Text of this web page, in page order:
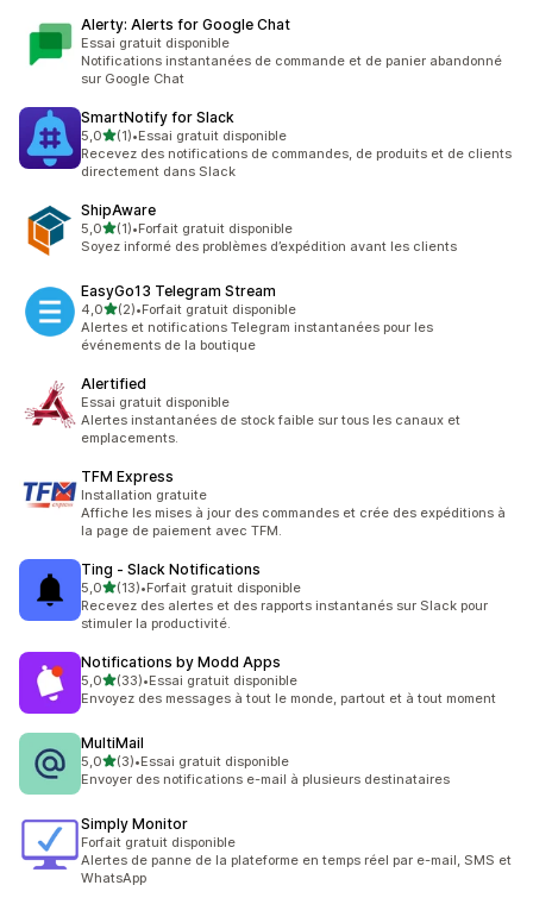
Alerty: Alerts for Google Chat
Essai gratuit disponible
Notifications instantanées de commande et de panier abandonné
sur Google Chat
SmartNotify for Slack
5,0étoile(s) sur 5
(1)
1 avis au total
•Essai gratuit disponible
Recevez des notifications de commandes, de produits et de clients
directement dans Slack
ShipAware
5,0étoile(s) sur 5
(1)
1 avis au total
•Forfait gratuit disponible
Soyez informé des problèmes d’expédition avant les clients
EasyGo13 Telegram Stream
4,0étoile(s) sur 5
(2)
2 avis au total
•Forfait gratuit disponible
Alertes et notifications Telegram instantanées pour les
événements de la boutique
Alertified
Essai gratuit disponible
Alertes instantanées de stock faible sur tous les canaux et
emplacements.
TFM Express
Installation gratuite
Affiche les mises à jour des commandes et crée des expéditions à
la page de paiement avec TFM.
Ting ‑ Slack Notifications
5,0étoile(s) sur 5
(13)
13 avis au total
•Forfait gratuit disponible
Recevez des alertes et des rapports instantanés sur Slack pour
stimuler la productivité.
Notifications by Modd Apps
5,0étoile(s) sur 5
(33)
33 avis au total
•Essai gratuit disponible
Envoyez des messages à tout le monde, partout et à tout moment
MultiMail
5,0étoile(s) sur 5
(3)
3 avis au total
•Essai gratuit disponible
Envoyer des notifications e-mail à plusieurs destinataires
Simply Monitor
Forfait gratuit disponible
Alertes de panne de la plateforme en temps réel par e-mail, SMS et
WhatsApp